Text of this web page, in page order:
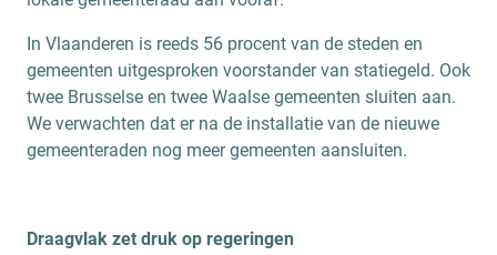
In Vlaanderen is reeds 56 procent van de steden en
gemeenten uitgesproken voorstander van statiegeld. Ook
twee Brusselse en twee Waalse gemeenten sluiten aan.
We verwachten dat er na de installatie van de nieuwe
gemeenteraden nog meer gemeenten aansluiten.
Draagvlak zet druk op regeringen